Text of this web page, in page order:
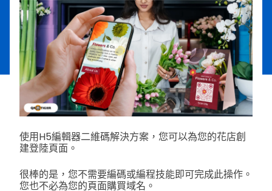
使用H5編輯器二維碼解決方案，您可以為您的花店創
建登陸頁面。
很棒的是，您不需要編碼或編程技能即可完成此操作。
您也不必為您的頁面購買域名。